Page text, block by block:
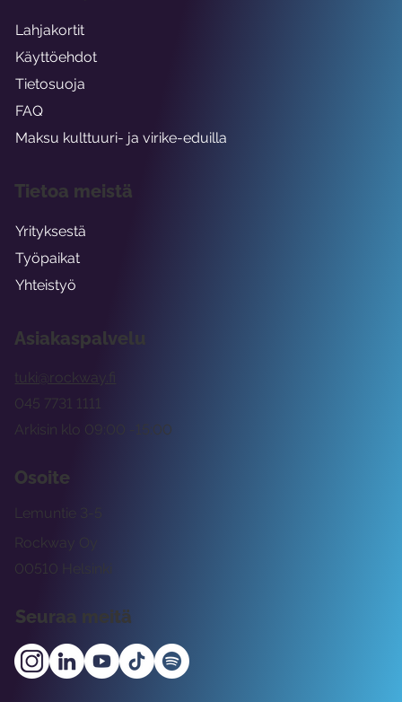
Asiakaspalvelu
tuki@rockway.fi
Arkisin klo 09:00 -15:00
045 7731 1111
Osoite
Rockway Oy
Lemuntie 3-5
00510 Helsinki
Seuraa meitä
Lahjakortit
Käyttöehdot
Tietosuoja
FAQ
Maksu kulttuuri- ja virike-eduilla
Tietoa meistä
Yrityksestä
Työpaikat
Yhteistyö